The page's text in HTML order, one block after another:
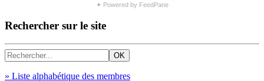
✦ Powered by FeedPane
Rechercher sur le site
» Liste alphabétique des membres